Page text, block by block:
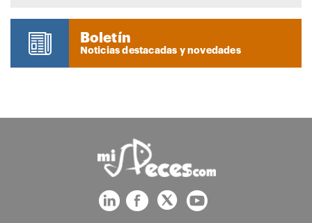
Boletín
Noticias destacadas y novedades